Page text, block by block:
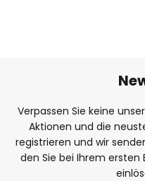
Verpassen Sie keine
Aktionen und die
registrieren und wir
den Sie bei Ihrem ersten